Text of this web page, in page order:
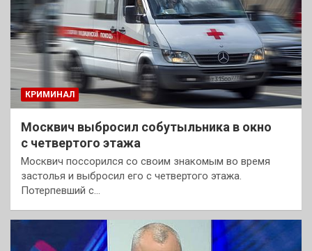
КРИМИНАЛ
Москвич выбросил собутыльника в окно
с четвертого этажа
Москвич поссорился со своим знакомым во время
застолья и выбросил его с четвертого этажа.
Потерпевший с…